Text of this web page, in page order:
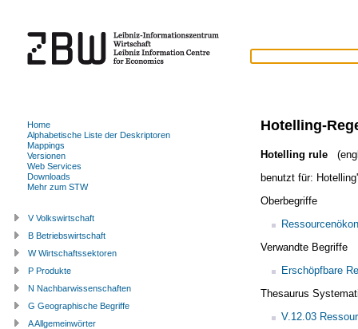
Hotelling-
Hotelling rule
benutzt für:
Oberbegriffe
Verwandte Begriffe
Erschöpfbare
Thesaurus
V.12.03
Home
Alphabetische Liste der Deskriptoren
Mappings
Versionen
Web Services
Downloads
Mehr zum STW
V Volkswirtschaft
B Betriebswirtschaft
W Wirtschaftssektoren
P Produkte
N Nachbarwissenschaften
G Geographische Begriffe
A Allgemeinwörter